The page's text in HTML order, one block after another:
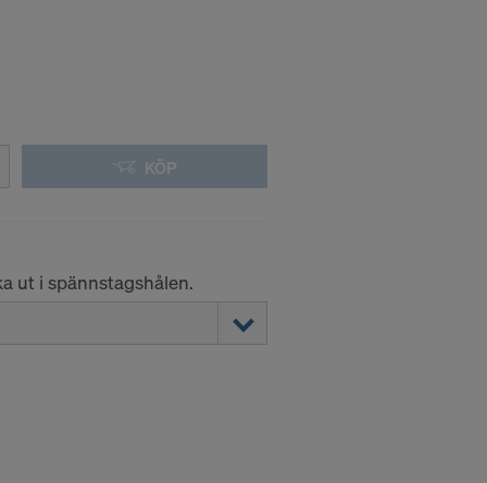
KÖP
ut i spännstagshålen.
att du
OCH